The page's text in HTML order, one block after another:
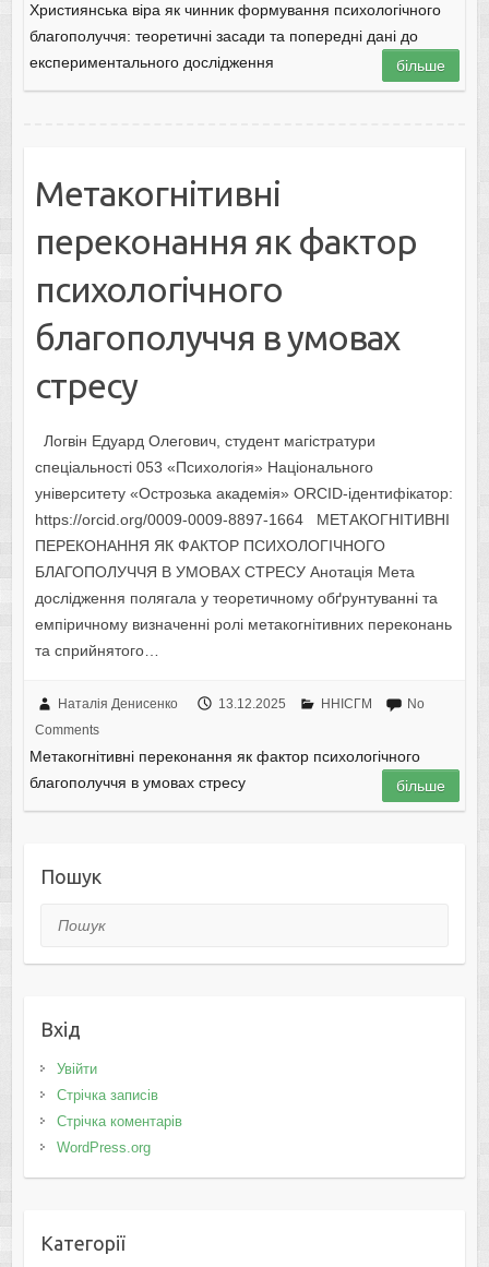
Християнська віра як чинник формування психологічного
благополуччя: теоретичні засади та попередні дані до
експериментального дослідження
більше
Метакогнітивні
переконання як фактор
психологічного
благополуччя в умовах
стресу
Логвін Едуард Олегович, студент магістратури
спеціальності 053 «Психологія» Національного
університету «Острозька академія» ORCID-ідентифікатор:
https://orcid.org/0009-0009-8897-1664 МЕТАКОГНІТИВНІ
ПЕРЕКОНАННЯ ЯК ФАКТОР ПСИХОЛОГІЧНОГО
БЛАГОПОЛУЧЧЯ В УМОВАХ СТРЕСУ Анотація Мета
дослідження полягала у теоретичному обґрунтуванні та
емпіричному визначенні ролі метакогнітивних переконань
та сприйнятого…
Наталія Денисенко 13.12.2025 ННІСГМ
No
Comments
Метакогнітивні переконання як фактор психологічного
благополуччя в умовах стресу
більше
Пошук
Пошук
Вхід
Увійти
Стрічка записів
Стрічка коментарів
WordPress.org
Категорії